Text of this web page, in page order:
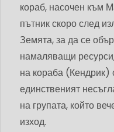
кораб, насочен към
пътник скоро след
Земята, за да се
намаляващи
на кораба (Кендрик)
единственият
на групата, който
изход.